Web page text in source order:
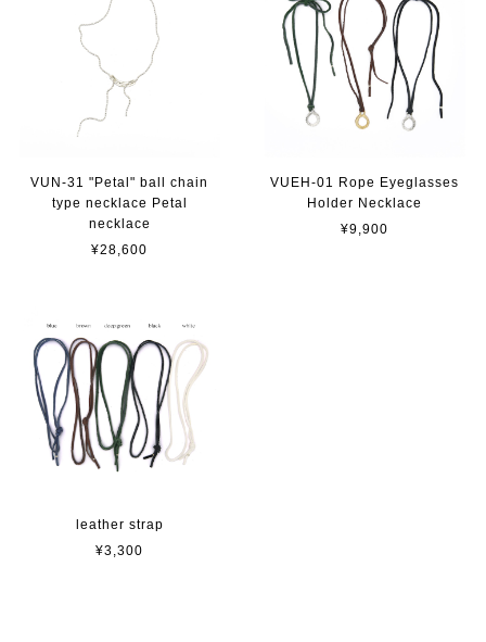
VUN-31 "Petal" ball chain
type necklace Petal
necklace
¥28,600
VUEH-01 Rope Eyeglasses
Holder Necklace
¥9,900
leather strap
¥3,300